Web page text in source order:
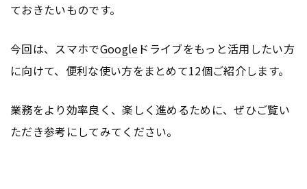
ておきたいものです。
今回は、スマホでGoogleドライブをもっと活用したい方
に向けて、便利な使い方をまとめて12個ご紹介します。
業務をより効率良く、楽しく進めるために、ぜひご覧い
ただき参考にしてみてください。